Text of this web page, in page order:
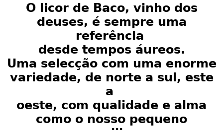
O licor de Baco, vinho dos
deuses, é sempre uma
referência
desde tempos áureos.
Uma selecção com uma enorme
variedade, de norte a sul, este
a
oeste, com qualidade e alma
como o nosso pequeno